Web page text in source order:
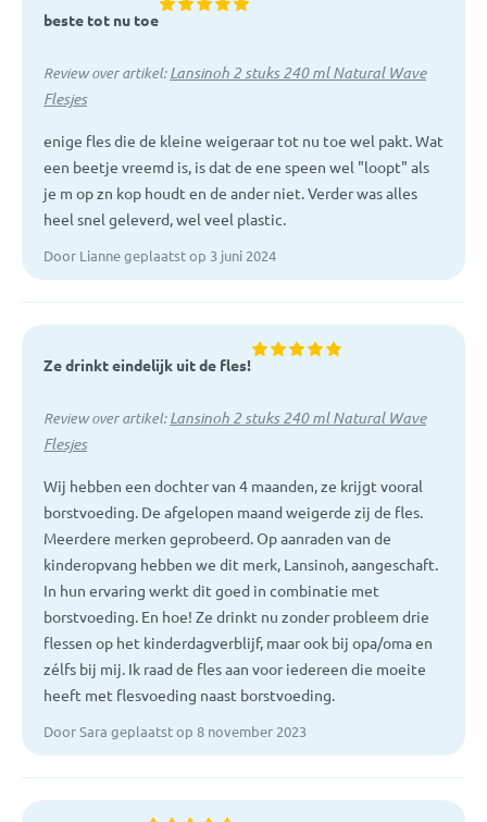
beste tot nu toe
Review over artikel:Lansinoh 2 stuks 240 ml Natural Wave
Flesjes
enige fles die de kleine weigeraar tot nu toe wel pakt. Wat
een beetje vreemd is, is dat de ene speen wel "loopt" als
je m op zn kop houdt en de ander niet. Verder was alles
heel snel geleverd, wel veel plastic.
Door Lianne geplaatst op 3 juni 2024
Ze drinkt eindelijk uit de fles!
Review over artikel:Lansinoh 2 stuks 240 ml Natural Wave
Flesjes
Wij hebben een dochter van 4 maanden, ze krijgt vooral
borstvoeding. De afgelopen maand weigerde zij de fles.
Meerdere merken geprobeerd. Op aanraden van de
kinderopvang hebben we dit merk, Lansinoh, aangeschaft.
In hun ervaring werkt dit goed in combinatie met
borstvoeding. En hoe! Ze drinkt nu zonder probleem drie
flessen op het kinderdagverblijf, maar ook bij opa/oma en
zélfs bij mij. Ik raad de fles aan voor iedereen die moeite
heeft met flesvoeding naast borstvoeding.
Door Sara geplaatst op 8 november 2023